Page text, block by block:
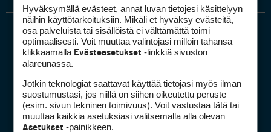
Staysure PGA Seniors Championship
AMATÖÖRIGOLF
U.S. Women's Amateur Championship
AMATÖÖRIGOLF
English Boys' (U14) Open Amateur Stroke Play Championship
Eeli Krankka, Lionel Mutikainen
MUU
LIV GOLF
New York
SM-KILPAILUT
SM-reikäpeli (M50/Kymen Golf)
FINNISH JUNIOR TOUR
Golfpiste mediakortti
Mediahinnasto
Tietoa verkon kävijöistä
Hyväksymällä evästeet, annat luvan tietojesi käsittelyyn
näihin käyttötarkoituksiin. Mikäli et hyväksy evästeitä,
osa palveluista tai sisällöistä ei välttämättä toimi
optimaalisesti. Voit muuttaa valintojasi milloin tahansa
klikkaamalla Evästeasetukset -linkkiä sivuston
alareunassa.
Jotkin teknologiat saattavat käyttää tietojasi myös ilman
suostumustasi, jos niillä on siihen oikeutettu peruste
(esim. sivun tekninen toimivuus). Voit vastustaa tätä tai
muuttaa kaikkia asetuksiasi valitsemalla alla olevan
Asetukset -painikkeen.